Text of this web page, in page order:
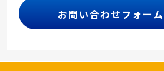
お問い合わせフォー